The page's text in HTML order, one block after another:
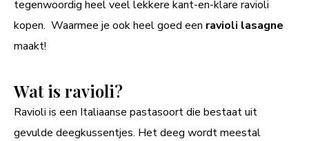
tegenwoordig heel veel lekkere kant-en-klare ravioli
kopen. Waarmee je ook heel goed een ravioli lasagne
maakt!
Wat is ravioli?
Ravioli is een Italiaanse pastasoort die bestaat uit
gevulde deegkussentjes. Het deeg wordt meestal